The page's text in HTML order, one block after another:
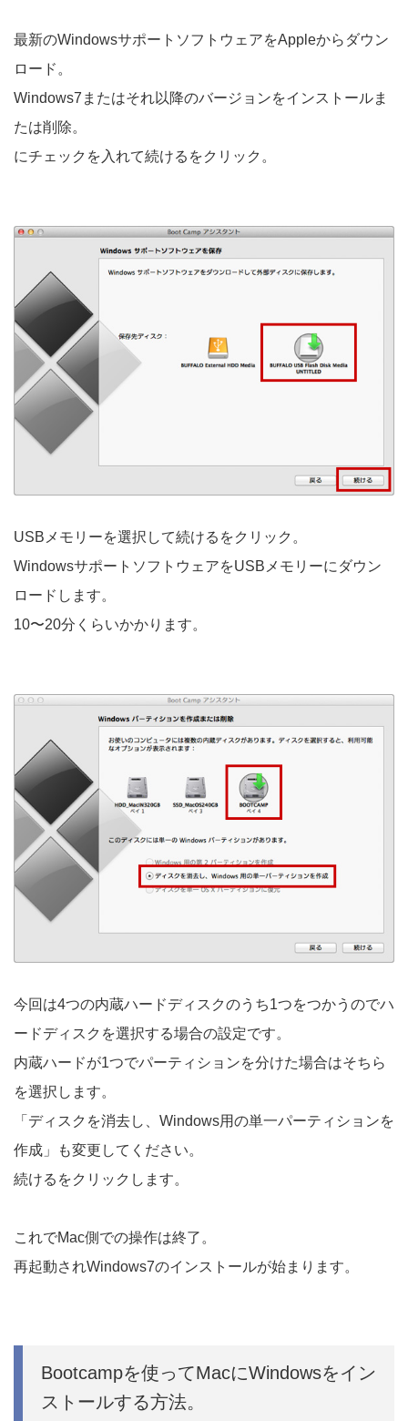
最新のWindowsサポートソフトウェアをAppleからダウン
ロード。
Windows7またはそれ以降のバージョンをインストールま
たは削除。
にチェックを入れて続けるをクリック。
USBメモリーを選択して続けるをクリック。
WindowsサポートソフトウェアをUSBメモリーにダウン
ロードします。
10〜20分くらいかかります。
今回は4つの内蔵ハードディスクのうち1つをつかうのでハ
ードディスクを選択する場合の設定です。
内蔵ハードが1つでパーティションを分けた場合はそちら
を選択します。
「ディスクを消去し、Windows用の単一パーティションを
作成」も変更してください。
続けるをクリックします。
これでMac側での操作は終了。
再起動されWindows7のインストールが始まります。
Bootcampを使ってMacにWindowsをイン
ストールする方法。